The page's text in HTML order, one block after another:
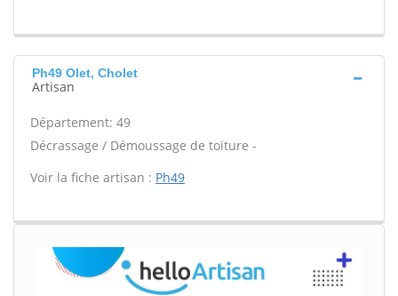
Ph49 Olet, Cholet
Artisan
Département: 49
Décrassage / Démoussage de toiture -
Voir la fiche artisan : Ph49